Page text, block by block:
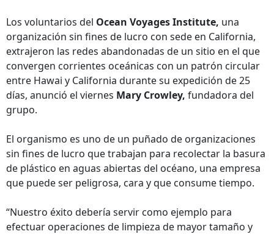
Los voluntarios del Ocean Voyages Institute, una
organización sin fines de lucro con sede en California,
extrajeron las redes abandonadas de un sitio en el que
convergen corrientes oceánicas con un patrón circular
entre Hawai y California durante su expedición de 25
días, anunció el viernes Mary Crowley, fundadora del
grupo.
El organismo es uno de un puñado de organizaciones
sin fines de lucro que trabajan para recolectar la basura
de plástico en aguas abiertas del océano, una empresa
que puede ser peligrosa, cara y que consume tiempo.
“Nuestro éxito debería servir como ejemplo para
efectuar operaciones de limpieza de mayor tamaño y